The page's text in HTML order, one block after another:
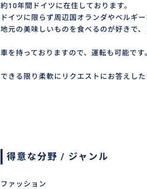
約10年間ドイツに在住しております。
ドイツに限らず周辺国オランダやベルギ
地元の美味しいものを食べるのが好きで
車を持っておりますので、運転も可能です
できる限り柔軟にリクエストにお答えし
得意な分野 / ジャンル
ファッション